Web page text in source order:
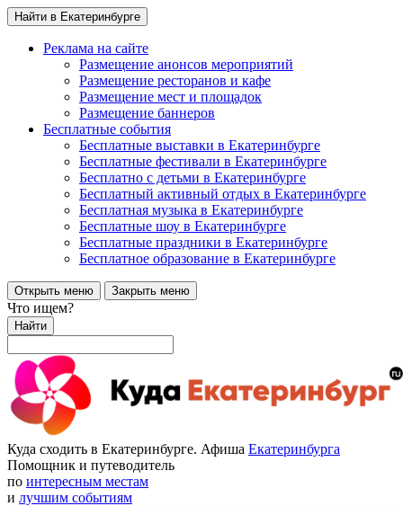
Найти в Екатеринбурге
Реклама на сайте
Размещение анонсов мероприятий
Размещение ресторанов и кафе
Размещение мест и площадок
Размещение баннеров
Бесплатные события
Бесплатные выставки в Екатеринбурге
Бесплатные фестивали в Екатеринбурге
Бесплатно с детьми в Екатеринбурге
Бесплатный активный отдых в Екатеринбурге
Бесплатная музыка в Екатеринбурге
Бесплатные шоу в Екатеринбурге
Бесплатные праздники в Екатеринбурге
Бесплатное образование в Екатеринбурге
Открыть меню Закрыть меню
Что ищем?
Найти
Куда сходить в Екатеринбурге. Афиша Екатеринбурга
Помощник и путеводитель
по интересным местам
и лучшим событиям